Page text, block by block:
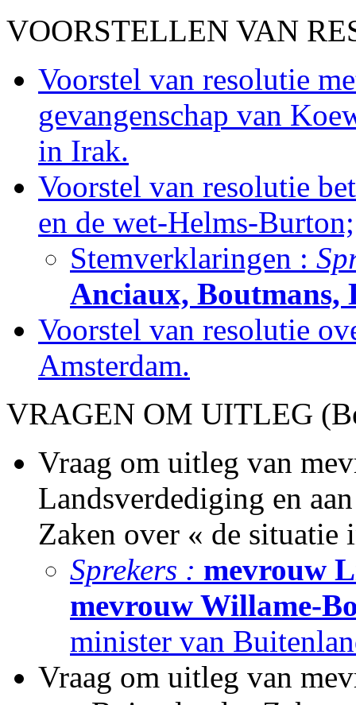
VOORSTELLEN VAN
Voorstel van resolutie
gevangenschap van
in Irak.
Voorstel van resolutie
en de wet-Helms-Burton;
Stemverklaringen :
Anciaux, Boutmans,
Voorstel van resolutie
Amsterdam.
VRAGEN OM UITLEG
Vraag om uitleg van
Landsverdediging en
Zaken over « de situatie
Sprekers : mevrouw
mevrouw Willame-
minister van
Vraag om uitleg van